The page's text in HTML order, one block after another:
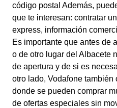
código postal Además,
que te interesan: contratar
express, información
Es importante que antes de
o de otro lugar del Albacete
de apertura y de si es
otro lado, Vodafone también
donde se pueden comprar
de ofertas especiales sin